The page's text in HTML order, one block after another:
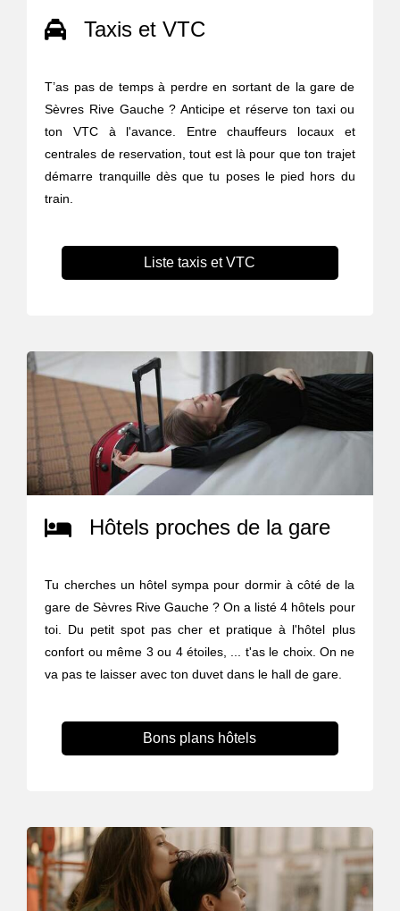
Taxis et VTC
T’as pas de temps à perdre en sortant de la gare de
Sèvres Rive Gauche ? Anticipe et réserve ton taxi ou
ton VTC à l'avance. Entre chauffeurs locaux et
centrales de reservation, tout est là pour que ton trajet
démarre tranquille dès que tu poses le pied hors du
train.
Liste taxis et VTC
Hôtels proches de la gare
Tu cherches un hôtel sympa pour dormir à côté de la
gare de Sèvres Rive Gauche ? On a listé 4 hôtels pour
toi. Du petit spot pas cher et pratique à l'hôtel plus
confort ou même 3 ou 4 étoiles, ... t'as le choix. On ne
va pas te laisser avec ton duvet dans le hall de gare.
Bons plans hôtels